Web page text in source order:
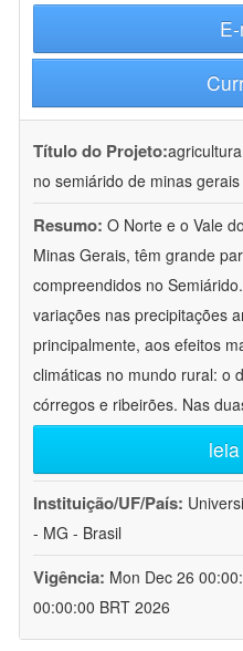
Título do Projeto:
no semiárido de minas gerais
Resumo: O Norte e o Vale
Minas Gerais, têm grande
compreendidos no
variações nas precipitações
principalmente, aos efeitos
climáticas no mundo rural: o
córregos e ribeirões. Nas
Instituição/UF/País:
- MG - Brasil
Vigência: Mon Dec 26
00:00:00 BRT 2026